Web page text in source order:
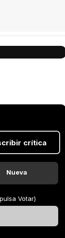
crítica
Nueva
Votar)